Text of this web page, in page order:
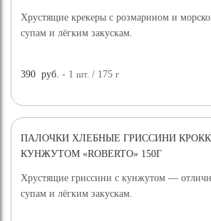
Хрустящие крекеры с розмарином и
супам и лёгким закускам.
390 руб. - 1шт. / 175г
ПАЛОЧКИ ХЛЕБНЫЕ ГРИССИНИ
КУНЖУТОМ «ROBERTO» 150Г
Хрустящие гриссини с кунжутом —
супам и лёгким закускам.